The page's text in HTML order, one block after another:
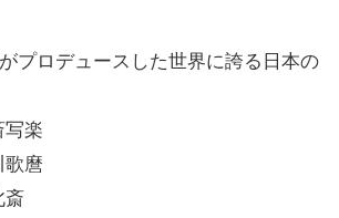
プロデュースした世界に誇る日本の
写楽
歌麿
斎